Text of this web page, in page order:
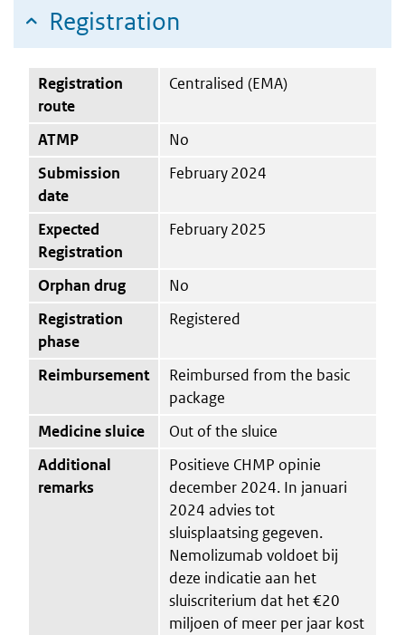
Registration
Registration
route
Centralised (EMA)
ATMP
No
Submission
date
February 2024
Expected
Registration
February 2025
Orphan drug
No
Registration
phase
Registered
Reimbursement
Reimbursed from the basic
package
Medicine sluice
Out of the sluice
Additional
remarks
Positieve CHMP opinie
december 2024. In januari
2024 advies tot
sluisplaatsing gegeven.
Nemolizumab voldoet bij
deze indicatie aan het
sluiscriterium dat het €20
miljoen of meer per jaar kost